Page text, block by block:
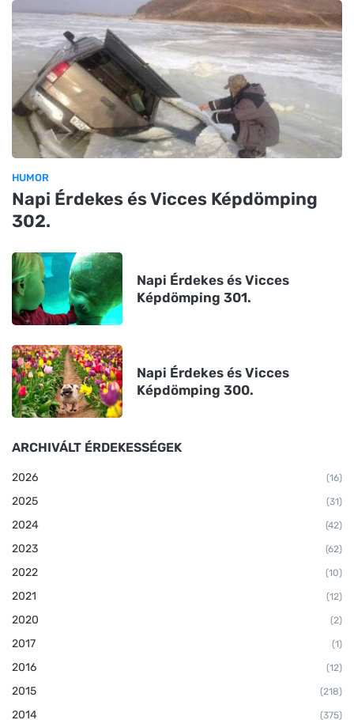
HUMOR
Napi Érdekes és Vicces Képdömping
302.
Napi Érdekes és Vicces
Képdömping 301.
Napi Érdekes és Vicces
Képdömping 300.
ARCHIVÁLT ÉRDEKESSÉGEK
2026 (16)
2025 (31)
2024 (42)
2023 (62)
2022 (10)
2021 (12)
2020 (2)
2017 (1)
2016 (12)
2015 (218)
2014 (375)